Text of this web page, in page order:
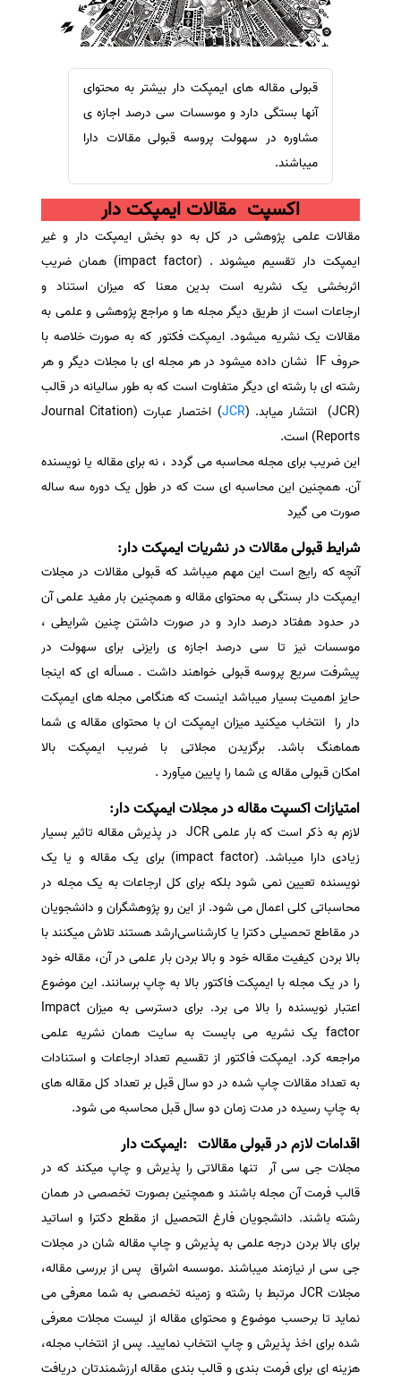
ترجمه عربی به فارسی
مشاهده همه زبان ها
سفارش ویرایش
سفارش پارافریز
سفارش فرمت‌بندی
سفارش کاهش کمیت
سفارش معرفی مجله
سفارش معرفی مقاله
سفارش معرفی کتاب
سفارش چکیده مبسوط
سفارش ترجمه مولتی‌مدیا
سفارش گویندگی
سفارش تولید محتوا
سفارش ترجمه همزمان
سفارش چکیده گرافیکی
سفارش تهیه کاورلتر
سفارش انگیزه‌نامه‌SOP
قبولی مقاله های ایمپکت دار بیشتر به محتوای
آنها بستگی دارد و موسسات سی درصد اجازه ی
مشاوره در سهولت پروسه قبولی مقالات دارا
میباشند.
اکسپت مقالات ایمپکت دار
مقالات علمی پژوهشی در کل به دو بخش ایمپکت دار و غیر
ایمپکت دار تقسیم میشوند . (impact factor) همان ضریب
اثربخشی یک نشریه است بدین معنا که میزان استناد و
ارجاعات است از طریق دیگر مجله ها و مراجع پژوهشی و علمی به
مقالات یک نشریه میشود. ایمپکت فکتور که به صورت خلاصه با
حروف IF نشان داده میشود در هر مجله ای با مجلات دیگر و هر
رشته ای با رشته ای دیگر متفاوت است که به طور سالیانه در قالب
(JCR) انتشار میابد. (
JCR) اختصار
عبارت (Journal Citation
Reports) است.
این ضریب برای مجله محاسبه می گردد ، نه برای مقاله یا نویسنده
آن. همچنین این محاسبه ای ست که در طول یک دوره سه ساله
صورت می گیرد
شرایط قبولی مقالات در نشریات ایمپکت دار:
آنچه که رایج است این مهم میباشد که قبولی مقالات در مجلات
ایمپکت دار بستگی به محتوای مقاله و همچنین بار مفید علمی آن
در حدود هفتاد درصد دارد و در صورت داشتن چنین شرایطی ،
موسسات نیز تا سی درصد اجازه ی رایزنی برای سهولت در
پیشرفت سریع پروسه قبولی خواهند داشت . مسأله ای که اینجا
حایز اهمیت بسیار میباشد اینست که هنگامی مجله های ایمپکت
دار را انتخاب میکنید میزان ایمپکت ان با محتوای مقاله ی شما
هماهنگ باشد. برگزیدن مجلاتی با ضریب ایمپکت بالا
امکان قبولی مقاله ی شما را پایین میآورد .
امتیازات اکسپت مقاله در مجلات ایمپکت دار:
لازم به ذکر است که بار علمی JCR در پذیرش مقاله تاثیر بسیار
زیادی دارا میباشد. (impact factor) برای یک مقاله و یا یک
نویسنده تعیین نمی‌ شود بلکه برای کل ارجاعات به یک مجله در
محاسباتی کلی اعمال می‌ شود. از این رو پژوهشگران و دانشجویان
در مقاطع تحصیلی دکترا یا کارشناسی‌ارشد هستند تلاش میکنند با
بالا بردن کیفیت مقاله خود و بالا بردن بار علمی در آن، مقاله خود
را در یک مجله با ایمپکت ‌فاکتور بالا به چاپ برسانند. این موضوع
اعتبار نویسنده‌ را بالا می برد. برای دسترسی به میزان Impact
factor یک نشریه می بایست به سایت همان نشریه علمی
مراجعه کرد. ایمپکت فاکتور از تقسیم تعداد ارجاعات و استنادات
به تعداد مقالات چاپ شده در دو سال قبل بر تعداد کل مقاله های
به چاپ رسیده در مدت زمان دو سال قبل محاسبه می شود.
اقدامات لازم در قبولی مقالات :ایمپکت دار
مجلات جی سی آر تنها مقالاتی را پذیرش و چاپ میکند که در
قالب فرمت آن مجله باشند و همچنین بصورت تخصصی در همان
رشته باشند. دانشجویان فارغ التحصیل از مقطع دکترا و اساتید
برای بالا بردن درجه علمی به پذیرش و چاپ مقاله شان در مجلات
جی سی ار نیازمند میباشند .موسسه اشراق پس از بررسی مقاله،
مجلات JCR مرتبط با رشته و زمینه تخصصی به شما معرفی می
نماید تا برحسب موضوع و محتوای مقاله از لیست مجلات معرفی
شده برای اخذ پذیرش و چاپ انتخاب نمایید. پس از انتخاب مجله،
هزینه ای برای فرمت بندی و قالب بندی مقاله ارزشمندتان دریافت